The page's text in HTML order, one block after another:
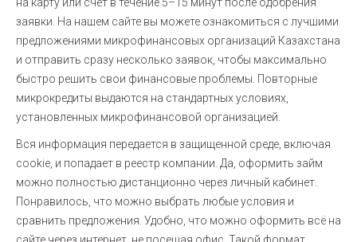
заявки. На нашем сайте вы можете ознакомиться с лучшими
предложениями микрофинансовых организаций Казахстана
и отправить сразу несколько заявок, чтобы максимально
быстро решить свои финансовые проблемы. Повторные
микрокредиты выдаются на стандартных условиях,
установленных микрофинансовой организацией.
Вся информация передается в защищенной среде, включая
cookie, и попадает в реестр компании. Да, оформить займ
можно полностью дистанционно через личный кабинет.
Понравилось, что можно выбрать любые условия и
сравнить предложения. Удобно, что можно оформить всё на